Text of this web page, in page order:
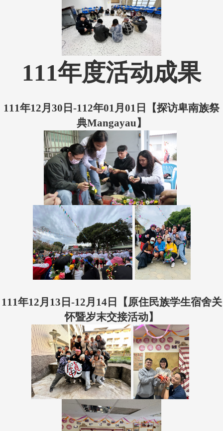
111年度活动成果
111年12月30日-112年01月01日【探访卑南族祭
典Mangayau】
111年12月13日-12月14日【原住民族学生宿舍关
怀暨岁末交接活动】